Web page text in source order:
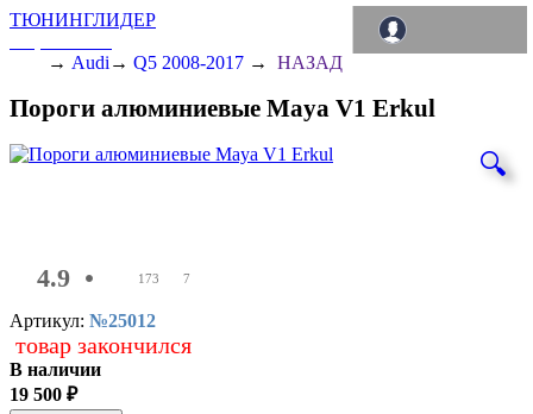
ТЮНИНГЛИДЕР
→ Audi → Q5 2008-2017 → НАЗАД
Пороги алюминиевые Maya V1 Erkul
🔍
4.9 • 173 7
Артикул: №25012
товар закончился
В наличии
19 500 ₽